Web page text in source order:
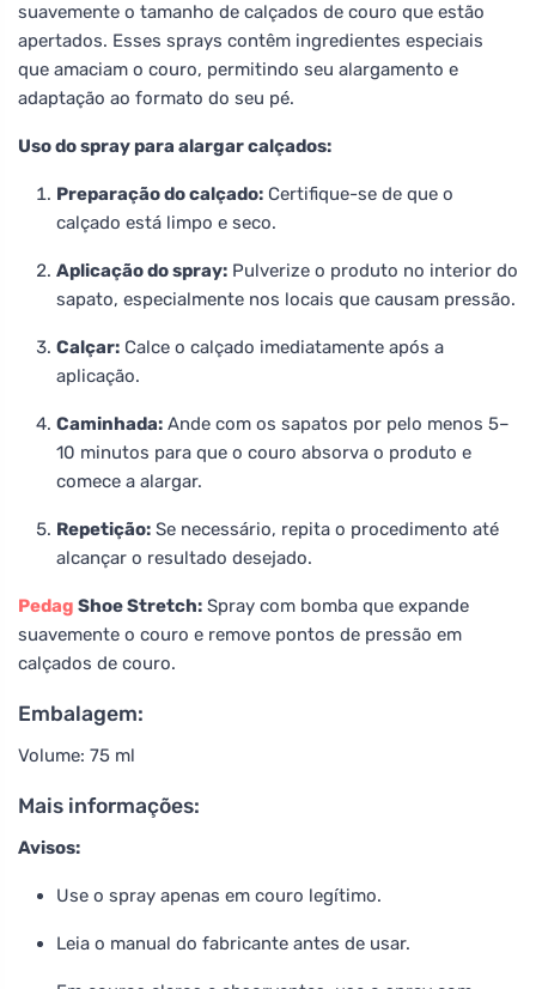
suavemente o tamanho de calçados de couro que estão
apertados. Esses sprays contêm ingredientes especiais
que amaciam o couro, permitindo seu alargamento e
adaptação ao formato do seu pé.
Uso do spray para alargar calçados:
Preparação do calçado: Certifique-se de que o
calçado está limpo e seco.
Aplicação do spray: Pulverize o produto no interior do
sapato, especialmente nos locais que causam pressão.
Calçar: Calce o calçado imediatamente após a
aplicação.
Caminhada: Ande com os sapatos por pelo menos 5–
10 minutos para que o couro absorva o produto e
comece a alargar.
Repetição: Se necessário, repita o procedimento até
alcançar o resultado desejado.
Pedag Shoe Stretch: Spray com bomba que expande
suavemente o couro e remove pontos de pressão em
calçados de couro.
Embalagem:
Volume: 75 ml
Mais informações:
Avisos:
Use o spray apenas em couro legítimo.
Leia o manual do fabricante antes de usar.